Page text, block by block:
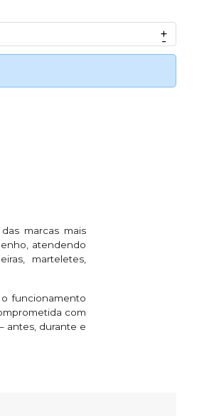
-
+
marcas mais
atendendo
marteletes,
funcionamento
com
antes, durante e